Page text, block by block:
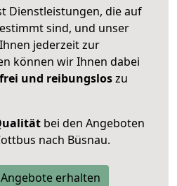
Dienstleistungen, die auf
sind, und unser
jederzeit zur
können wir Ihnen dabei
und reibungsloszu
bei den Angeboten
nach Büsnau.
erhalten